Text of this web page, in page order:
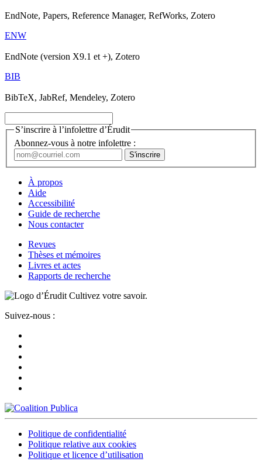
EndNote, Papers, Reference Manager, RefWorks, Zotero
ENW
EndNote (version X9.1 et +), Zotero
BIB
BibTeX, JabRef, Mendeley, Zotero
S’inscrire à l’infolettre d’Érudit
Abonnez-vous à notre infolettre :
À propos
Aide
Accessibilité
Guide de recherche
Nous contacter
Revues
Thèses et mémoires
Livres et actes
Rapports de recherche
Cultivez votre savoir.
Suivez-nous :
Politique de confidentialité
Politique relative aux cookies
Politique et licence d’utilisation